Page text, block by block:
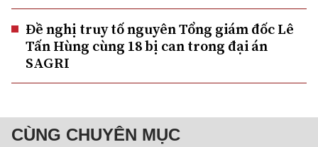
Đề nghị truy tố nguyên Tổng giám đốc Lê
Tấn Hùng cùng 18 bị can trong đại án
SAGRI
CÙNG CHUYÊN MỤC